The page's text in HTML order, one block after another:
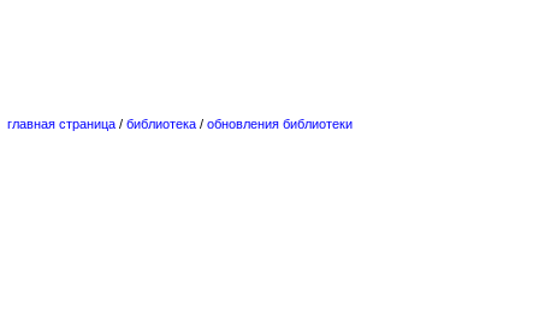
главная страница / библиотека / обновления библиотеки